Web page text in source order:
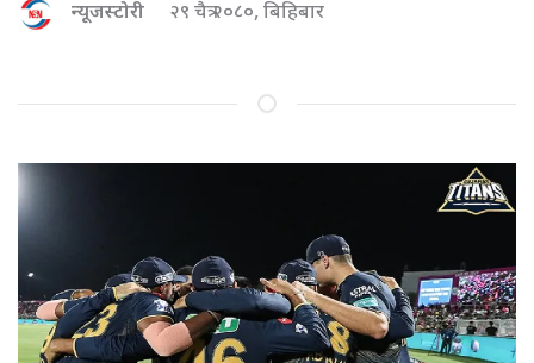
न्यूजस्टोरी २९ चैत्र २०८०, बिहिबार